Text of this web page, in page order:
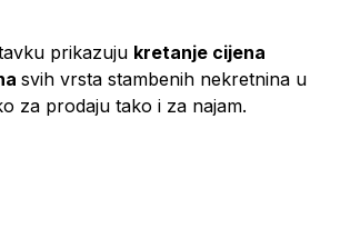
prikazuju kretanje cijena
svih vrsta stambenih nekretnina u
za prodaju tako i za najam.